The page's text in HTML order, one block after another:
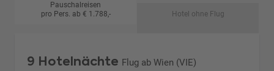
Pauschalreisen
pro Pers. ab € 1.788,-
Hotel ohne Flug
9 Hotelnächte Flug ab Wien (VIE)